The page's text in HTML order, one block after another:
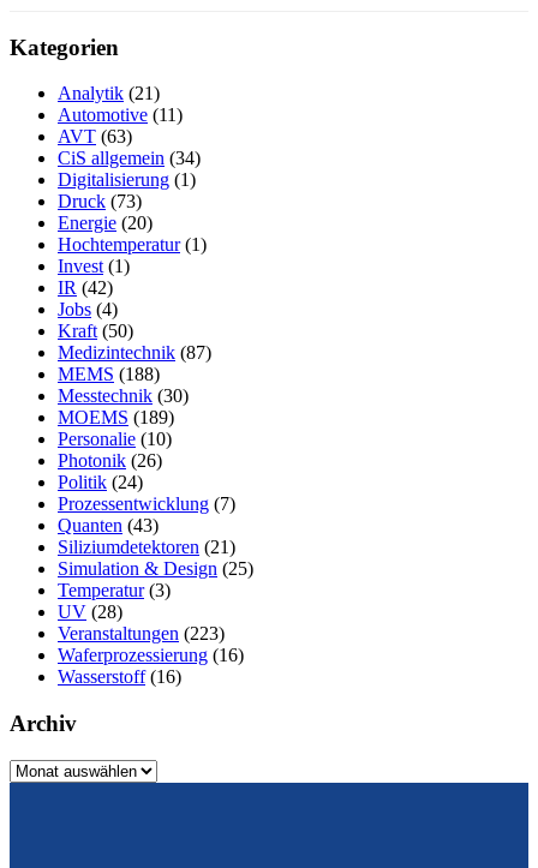
Kategorien
Analytik (21)
Automotive (11)
AVT (63)
CiS allgemein (34)
Digitalisierung (1)
Druck (73)
Energie (20)
Hochtemperatur(1)
Invest(1)
IR (42)
Jobs (4)
Kraft(50)
Medizintechnik (87)
MEMS (188)
Messtechnik (30)
MOEMS (189)
Personalie (10)
Photonik (26)
Politik (24)
Prozessentwicklung (7)
Quanten (43)
Siliziumdetektoren (21)
Simulation & Design (25)
Temperatur(3)
UV (28)
Veranstaltungen (223)
Waferprozessierung (16)
Wasserstoff(16)
Archiv
Archiv